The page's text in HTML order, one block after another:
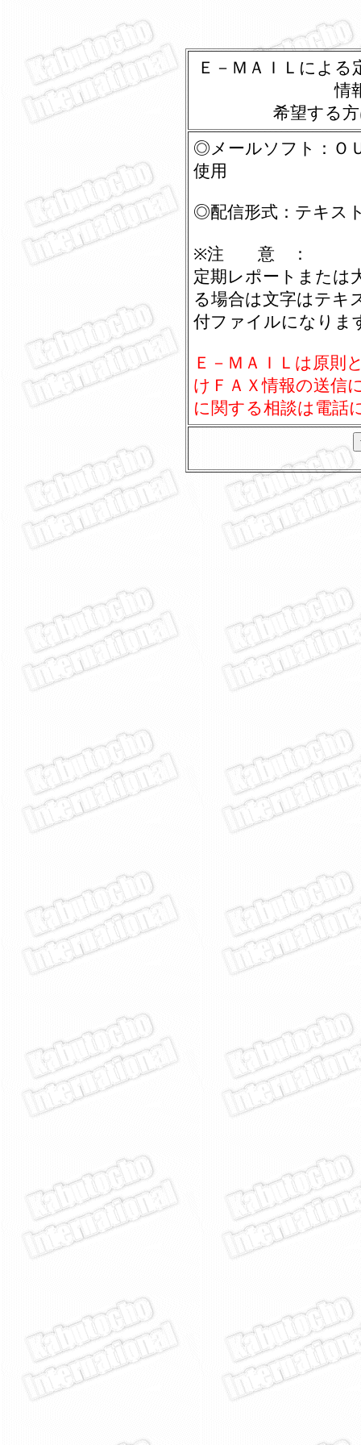
Ｅ－ＭＡＩＬによ
情
希望する
◎メールソフト：Ｏ
使用
◎配信形式：テキス
※注 意 ：
定期レポートまたは
る場合は文字はテキ
付ファイルになりま
Ｅ－ＭＡＩＬは原則
けＦＡＸ情報の送信
に関する相談は電話